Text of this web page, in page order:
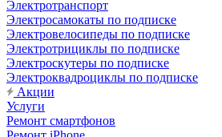
Электротранспорт
Электросамокаты по подписке
Электровелосипеды по подписке
Электротрициклы по подписке
Электроскутеры по подписке
Электроквадроциклы по подписке
Акции
Услуги
Ремонт смартфонов